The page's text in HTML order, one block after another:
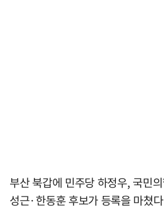
부산 북갑에 민주당 하정우, 국민
성근·한동훈 후보가 등록을 마쳤